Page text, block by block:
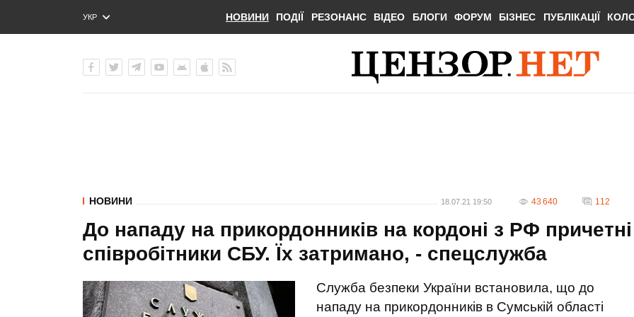
УКР
ENG
НОВИНИ ПОДІЇ РЕЗОНАНС ВІДЕО БЛОГИ ФОРУМ БІЗНЕС ПУБЛІКАЦІЇ
НОВИНИ 18.07.21 19:50 43 640 112
До нападу на прикордонників на кордоні з РФ причетні
співробітники СБУ. Їх затримано, - спецслужба
Служба безпеки України встановила, що до
нападу на прикордонників в Сумській області